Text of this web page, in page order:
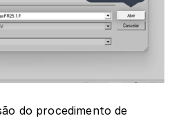
do procedimento de